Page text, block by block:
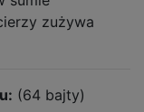
zużywa
(64 bajty)